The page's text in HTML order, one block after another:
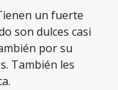
un fuerte
son dulces casi
por su
También les